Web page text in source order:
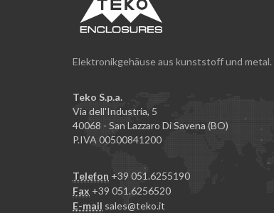
Elektronikgehäuse aus kunststoff und metal.
Teko S.p.a.
Via dell'Industria, 5
40068 - San Lazzaro Di Savena (BO)
P.IVA 00500841200
Telefon +39 051.6255190
Fax +39 051.6256520
E-mail sales@teko.it